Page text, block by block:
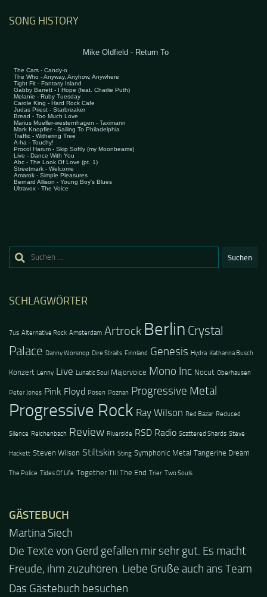
SONG HISTORY
Suchen
SCHLAGWÖRTER
7us Alternative Rock Amsterdam Artrock Berlin Crystal
Palace Danny Worsnop Dire Straits Finnland Genesis Hydra Katharina Busch
Konzert Lenny Live Lunatic Soul Majorvoice Mono Inc Nocut Oberhausen
Peter Jones Pink Floyd Posen Poznan Progressive Metal
Progressive Rock Ray Wilson Red Bazar Reduced
Silence Reichenbach Review Riverside RSD Radio Scattered Shards Steve
Hackett Steven Wilson Stiltskin Sting Symphonic Metal Tangerine Dream
The Police Tides Of Life Together Till The End Trier Two Souls
GÄSTEBUCH
Martina Siech
Die Texte von Gerd gefallen mir sehr gut. Es macht
Freude, ihm zuzuhören. Liebe Grüße auch ans Team
Jacel
Guten Abend und auch von uns nochmals besten
Dank für die tolle Mucke zur Party! Der aktuelle Live
Stream ist eine schöne Zusammenfassung - Merci...